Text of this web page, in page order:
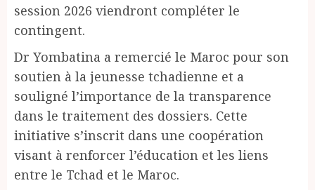
session 2026 viendront compléter le
contingent.
Dr Yombatina a remercié le Maroc pour son
soutien à la jeunesse tchadienne et a
souligné l’importance de la transparence
dans le traitement des dossiers. Cette
initiative s’inscrit dans une coopération
visant à renforcer l’éducation et les liens
entre le Tchad et le Maroc.